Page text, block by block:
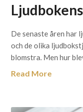
De senaste åren har
och de olika
blomstra. Men hur
Read More